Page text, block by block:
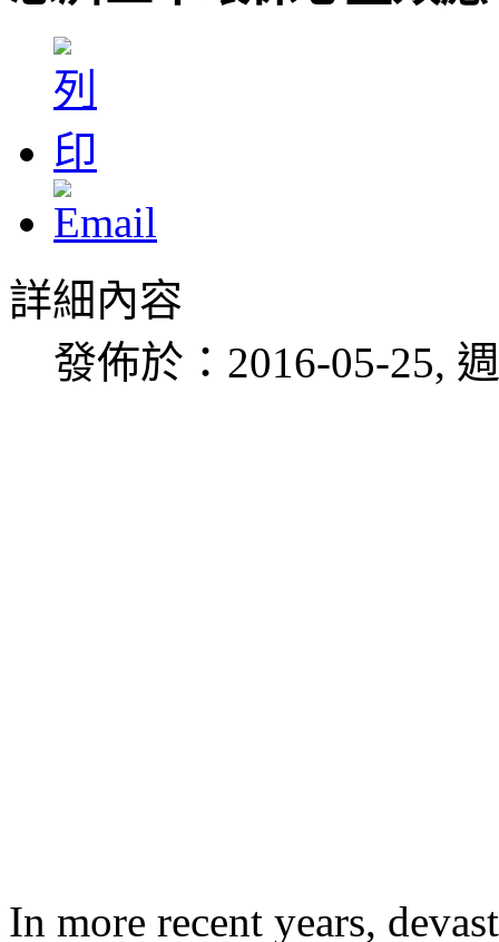
詳細內容
發佈於：2016-05-25,
In more recent years,